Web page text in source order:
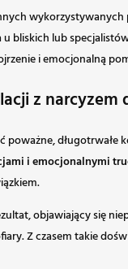
wykorzystywanych
bliskich lub
i emocjonalną
z
poważne,
i emocjonalnymi
objawiający się
Z czasem takie